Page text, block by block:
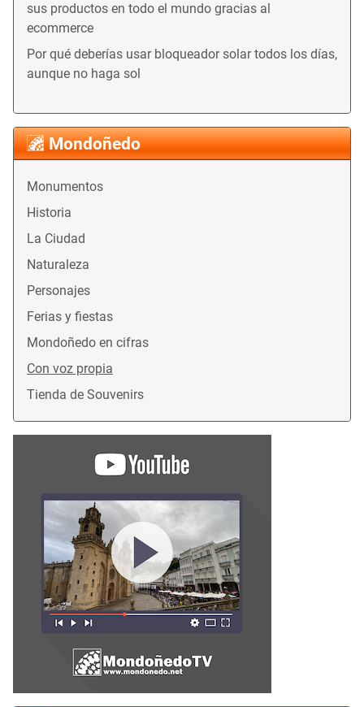
Mondoñedo
Monumentos
Historia
La Ciudad
Naturaleza
Personajes
Ferias y fiestas
Mondoñedo en cifras
Con voz propia
Tienda de Souvenirs
sus productos en todo el mundo gracias al
ecommerce
Por qué deberías usar bloqueador solar todos los días,
aunque no haga sol